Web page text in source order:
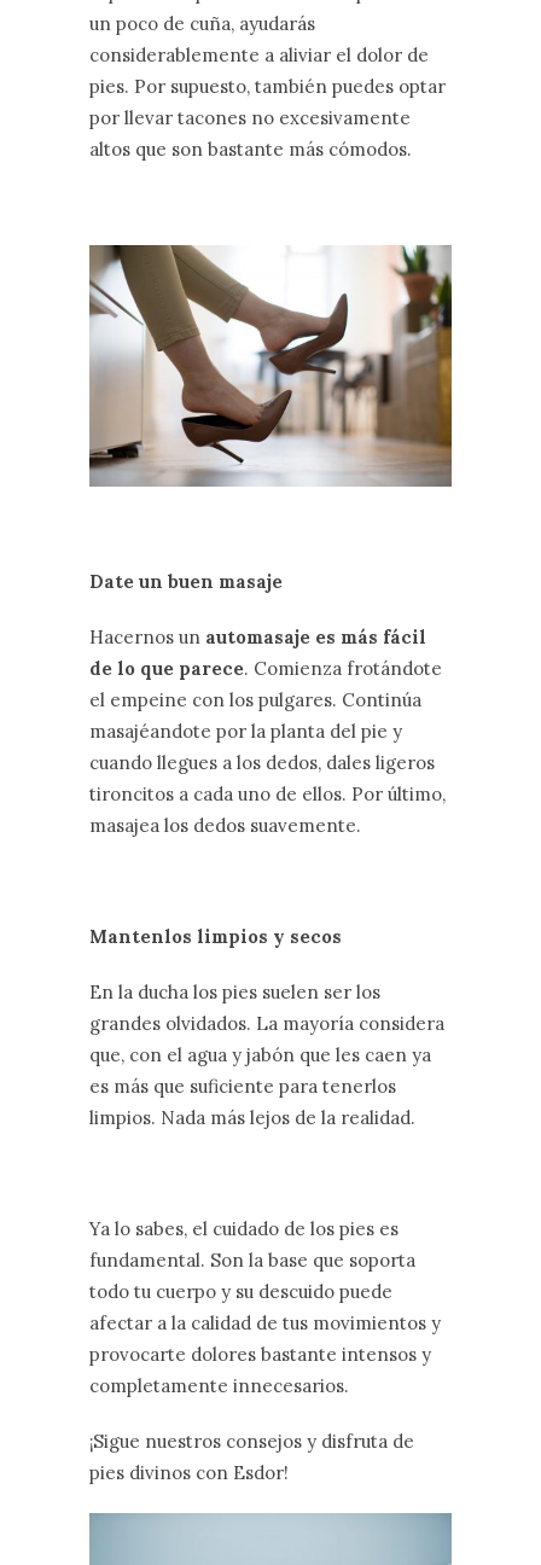
un poco de cuña, ayudarás
considerablemente a aliviar el dolor de
pies. Por supuesto, también puedes optar
por llevar tacones no excesivamente
altos que son bastante más cómodos.
Date un buen masaje
Hacernos un automasaje es más fácil
de lo que parece. Comienza frotándote
el empeine con los pulgares. Continúa
masajéandote por la planta del pie y
cuando llegues a los dedos, dales ligeros
tironcitos a cada uno de ellos. Por último,
masajea los dedos suavemente.
Mantenlos limpios y secos
En la ducha los pies suelen ser los
grandes olvidados. La mayoría considera
que, con el agua y jabón que les caen ya
es más que suficiente para tenerlos
limpios. Nada más lejos de la realidad.
Ya lo sabes, el cuidado de los pies es
fundamental. Son la base que soporta
todo tu cuerpo y su descuido puede
afectar a la calidad de tus movimientos y
provocarte dolores bastante intensos y
completamente innecesarios.
¡Sigue nuestros consejos y disfruta de
pies divinos con Esdor!